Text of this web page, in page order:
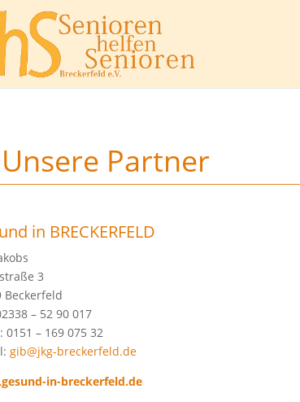
Unsere Partner
in BRECKERFELD
3
Beckerfeld
– 52 90 017
0151 – 169 075 32
gib@jkg-breckerfeld.de
in-breckerfeld.de